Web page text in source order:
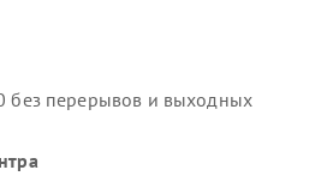
перерывов и выходных